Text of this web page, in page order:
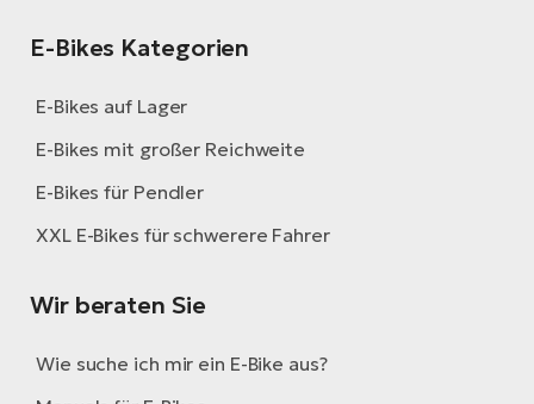
E-Bikes Kategorien
E-Bikes auf Lager
E-Bikes mit großer Reichweite
E-Bikes für Pendler
XXL E-Bikes für schwerere Fahrer
Wir beraten Sie
Wie suche ich mir ein E-Bike aus?